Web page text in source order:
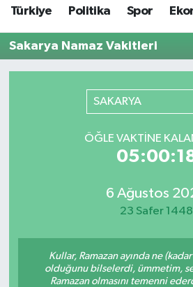
Türkiye Politika Spor
Sakarya Namaz Vakitleri
SAKARYA
ÖĞLE VAKTINE
6 Ağustos
23 Safer 1448
Kullar, Ramazan ayında ne
olduğunu bilselerdi, ümmetim,
Ramazan olmasını temenni
Politika
Sağlık
Dünya
Tüm Manşetler
Son Dakika Haberleri
Haber Arşivi